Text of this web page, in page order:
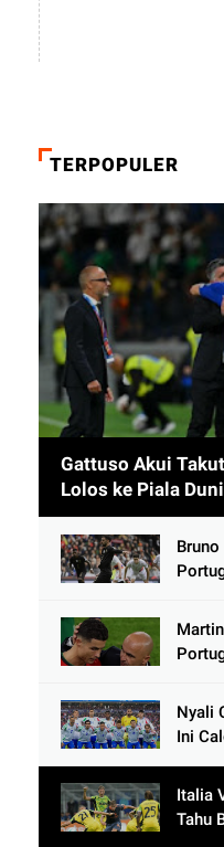
TERPOPULER
Gattuso Akui
Lolos ke Piala
Cetak
di
Nyali
Ini
Italia
Tahu